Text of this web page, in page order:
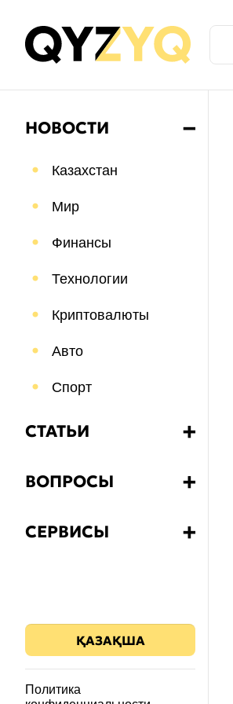
НОВОСТИ ➖
Казахстан
Мир
Финансы
Технологии
Криптовалюты
Авто
Спорт
СТАТЬИ ➕
Бизнес
Здоровье
ВОПРОСЫ ➕
Какой?
Почему?
Зачем?
СЕРВИСЫ ➕
ҚАЗАҚША
Политика